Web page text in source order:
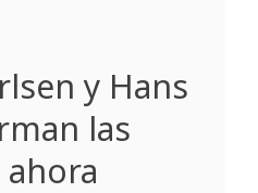
y Hans
las